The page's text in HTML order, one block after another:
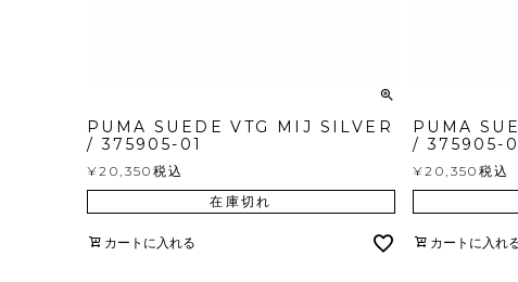
PUMA SUEDE VTG MIJ SILVER
/ 375905-01
¥20,350 税込
在庫切れ
カートに入れる
PUMA
/ 375905-
¥20,350 税込
カートに入れ